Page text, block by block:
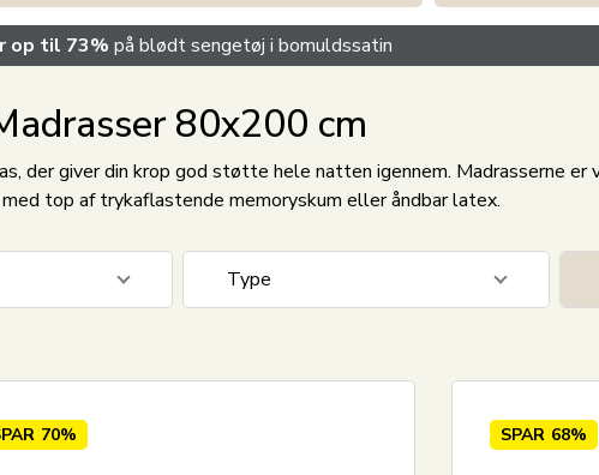
op til 73% på blødt sengetøj i bomuldssatin
80x200 cm
der giver din krop god støtte hele natten igennem. Madrasserne er
top af trykaflastende memoryskum eller åndbar latex.
Type
70% SPAR 68%